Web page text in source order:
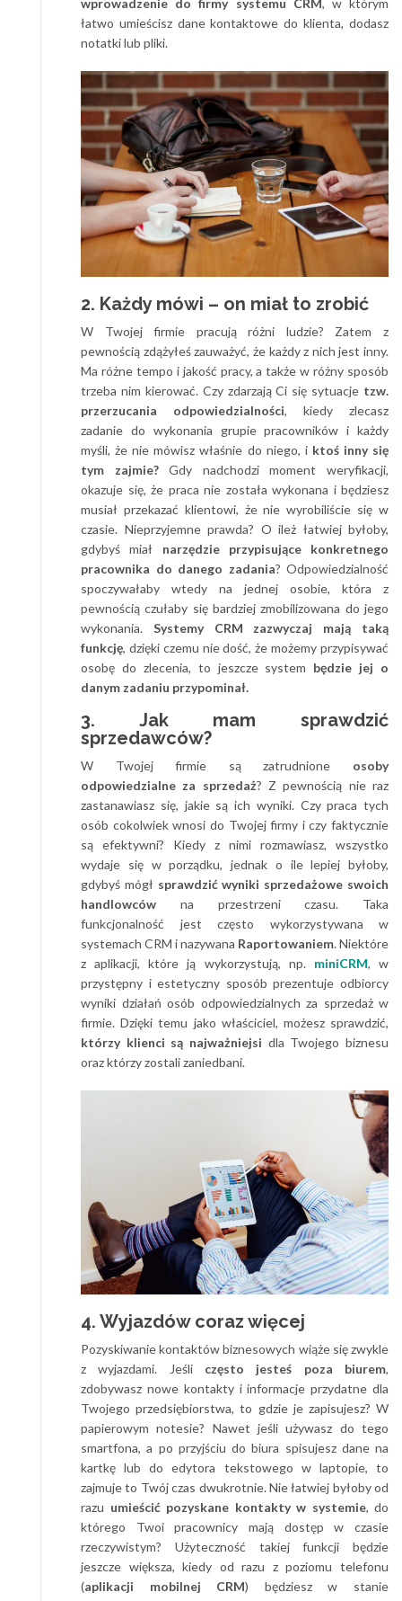
wprowadzenie do firmy systemu CRM, w którym
łatwo umieścisz dane kontaktowe do klienta, dodasz
notatki lub pliki.
2. Każdy mówi – on miał to zrobić
W Twojej firmie pracują różni ludzie? Zatem z
pewnością zdążyłeś zauważyć, że każdy z nich jest inny.
Ma różne tempo i jakość pracy, a także w różny sposób
trzeba nim kierować. Czy zdarzają Ci się sytuacje tzw.
przerzucania odpowiedzialności, kiedy zlecasz
zadanie do wykonania grupie pracowników i każdy
myśli, że nie mówisz właśnie do niego, i ktoś inny się
tym zajmie?Gdy nadchodzi moment weryfikacji,
okazuje się, że praca nie została wykonana i będziesz
musiał przekazać klientowi, że nie wyrobiliście się w
czasie. Nieprzyjemne prawda? O ileż łatwiej byłoby,
gdybyś miał narzędzie przypisujące konkretnego
pracownika do danego zadania? Odpowiedzialność
spoczywałaby wtedy na jednej osobie, która z
pewnością czułaby się bardziej zmobilizowana do jego
wykonania. Systemy CRM zazwyczaj mają taką
funkcję, dzięki czemu nie dość, że możemy przypisywać
osobę do zlecenia, to jeszcze system będzie jej o
danym zadaniu przypominał.
3. Jak mam sprawdzić
sprzedawców?
W Twojej firmie są zatrudnione osoby
odpowiedzialne za sprzedaż? Z pewnością nie raz
zastanawiasz się, jakie są ich wyniki. Czy praca tych
osób cokolwiek wnosi do Twojej firmy i czy faktycznie
są efektywni? Kiedy z nimi rozmawiasz, wszystko
wydaje się w porządku, jednak o ile lepiej byłoby,
gdybyś mógł sprawdzić wyniki sprzedażowe swoich
handlowców na przestrzeni czasu. Taka
funkcjonalność jest często wykorzystywana w
systemach CRM i nazywana Raportowaniem. Niektóre
z aplikacji, które ją wykorzystują, np. miniCRM, w
przystępny i estetyczny sposób prezentuje odbiorcy
wyniki działań osób odpowiedzialnych za sprzedaż w
firmie. Dzięki temu jako właściciel, możesz sprawdzić,
którzy klienci są najważniejsi dla Twojego biznesu
oraz którzy zostali zaniedbani.
4. Wyjazdów coraz więcej
Pozyskiwanie kontaktów biznesowych wiąże się zwykle
z wyjazdami. Jeśli często jesteś poza biurem,
zdobywasz nowe kontakty i informacje przydatne dla
Twojego przedsiębiorstwa, to gdzie je zapisujesz? W
papierowym notesie? Nawet jeśli używasz do tego
smartfona, a po przyjściu do biura spisujesz dane na
kartkę lub do edytora tekstowego w laptopie, to
zajmuje to Twój czas dwukrotnie. Nie łatwiej byłoby od
razu umieścić pozyskane kontakty w systemie, do
którego Twoi pracownicy mają dostęp w czasie
rzeczywistym? Użyteczność takiej funkcji będzie
jeszcze większa, kiedy od razu z poziomu telefonu
(aplikacji mobilnej CRM) będziesz w stanie